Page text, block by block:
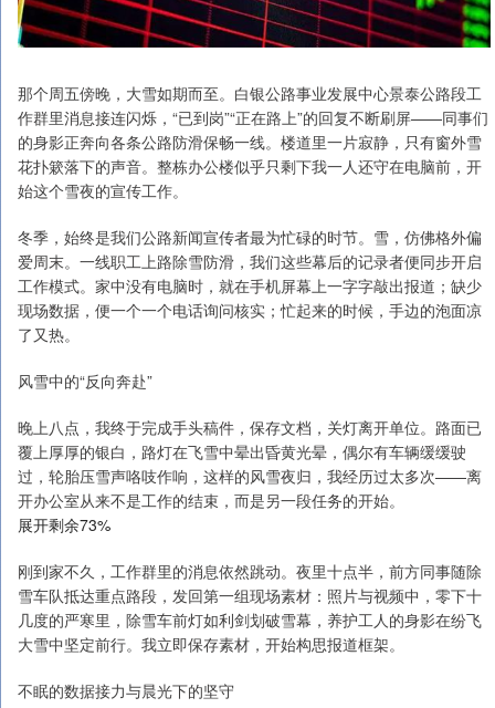
那个周五傍晚，大雪如期而至。白银公路事业发展中心景泰公路段工
作群里消息接连闪烁，“已到岗”“正在路上”的回复不断刷屏——同事们
的身影正奔向各条公路防滑保畅一线。楼道里一片寂静，只有窗外雪
花扑簌落下的声音。整栋办公楼似乎只剩下我一人还守在电脑前，开
始这个雪夜的宣传工作。
冬季，始终是我们公路新闻宣传者最为忙碌的时节。雪，仿佛格外偏
爱周末。一线职工上路除雪防滑，我们这些幕后的记录者便同步开启
工作模式。家中没有电脑时，就在手机屏幕上一字字敲出报道；缺少
现场数据，便一个一个电话询问核实；忙起来的时候，手边的泡面凉
了又热。
风雪中的“反向奔赴”
晚上八点，我终于完成手头稿件，保存文档，关灯离开单位。路面已
覆上厚厚的银白，路灯在飞雪中晕出昏黄光晕，偶尔有车辆缓缓驶
过，轮胎压雪声咯吱作响，这样的风雪夜归，我经历过太多次——离
开办公室从来不是工作的结束，而是另一段任务的开始。
展开剩余73%
刚到家不久，工作群里的消息依然跳动。夜里十点半，前方同事随除
雪车队抵达重点路段，发回第一组现场素材：照片与视频中，零下十
几度的严寒里，除雪车前灯如利剑划破雪幕，养护工人的身影在纷飞
大雪中坚定前行。我立即保存素材，开始构思报道框架。
不眠的数据接力与晨光下的坚守